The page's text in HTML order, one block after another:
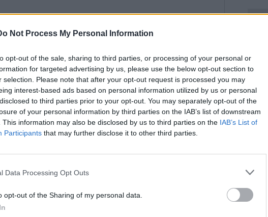
Not Process My Personal Information
opt-out of the sale, sharing to third parties, or processing of your personal or
for targeted advertising by us, please use the below opt-out section to
selection. Please note that after your opt-out request is processed you may
interest-based ads based on personal information utilized by us or personal
to third parties prior to your opt-out. You may separately opt-out of the
of your personal information by third parties on the IAB’s list of downstream
This information may also be disclosed by us to third parties on the IAB’s List of
Participants that may further disclose it to other third parties.
Data Processing Opt Outs
opt-out of the Sharing of my personal data.
stagionale: le
l’Italia al top del mercato
di saturazione online travel
con un 48% di
a luglio, da un lato, e una
di primissimo livello
“, ha innanzitutto evidenziato
a luglio 2025, a fronte di un
l’Italia si è collocata
online travel agencies,
Francia, il 35,1% della